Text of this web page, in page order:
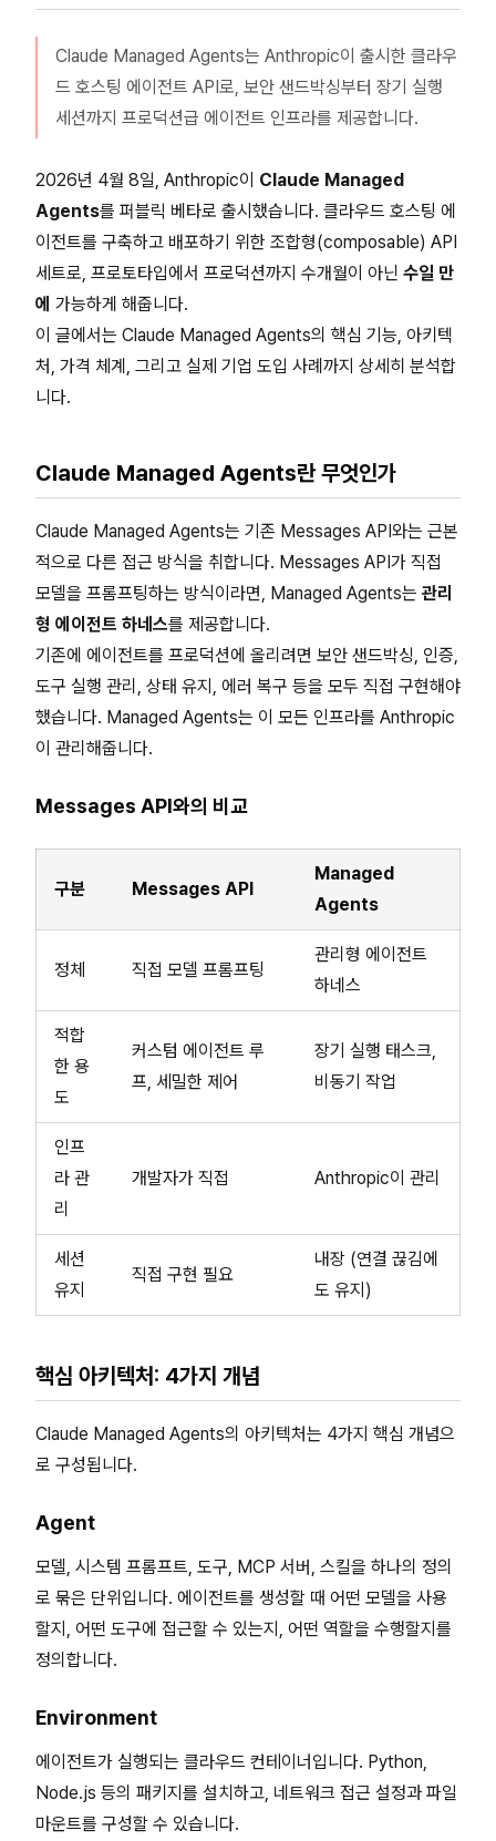
Claude Managed Agents는 Anthropic이 출시한 클라우
드 호스팅 에이전트 API로, 보안 샌드박싱부터 장기 실행
세션까지 프로덕션급 에이전트 인프라를 제공합니다.
2026년 4월 8일, Anthropic이 Claude Managed
Agents를 퍼블릭 베타로 출시했습니다. 클라우드 호스팅 에
이전트를 구축하고 배포하기 위한 조합형(composable) API
세트로, 프로토타입에서 프로덕션까지 수개월이 아닌 수일 만
에 가능하게 해줍니다.
이 글에서는 Claude Managed Agents의 핵심 기능, 아키텍
처, 가격 체계, 그리고 실제 기업 도입 사례까지 상세히 분석합
니다.
Claude Managed Agents란 무엇인가
Claude Managed Agents는 기존 Messages API와는 근본
적으로 다른 접근 방식을 취합니다. Messages API가 직접
모델을 프롬프팅하는 방식이라면, Managed Agents는 관리
형 에이전트 하네스를 제공합니다.
기존에 에이전트를 프로덕션에 올리려면 보안 샌드박싱, 인증,
도구 실행 관리, 상태 유지, 에러 복구 등을 모두 직접 구현해야
했습니다. Managed Agents는 이 모든 인프라를 Anthropic
이 관리해줍니다.
Messages API와의 비교
구분 Messages API
Managed
Agents
정체 직접 모델 프롬프팅
관리형 에이전트
하네스
적합
한 용
도
커스텀 에이전트 루
프, 세밀한 제어
장기 실행 태스크,
비동기 작업
인프
라 관
리
개발자가 직접 Anthropic이 관리
세션
유지
직접 구현 필요
내장 (연결 끊김에
도 유지)
핵심 아키텍처: 4가지 개념
Claude Managed Agents의 아키텍처는 4가지 핵심 개념으
로 구성됩니다.
Agent
모델, 시스템 프롬프트, 도구, MCP 서버, 스킬을 하나의 정의
로 묶은 단위입니다. 에이전트를 생성할 때 어떤 모델을 사용
할지, 어떤 도구에 접근할 수 있는지, 어떤 역할을 수행할지를
정의합니다.
Environment
에이전트가 실행되는 클라우드 컨테이너입니다. Python,
Node.js 등의 패키지를 설치하고, 네트워크 접근 설정과 파일
마운트를 구성할 수 있습니다.